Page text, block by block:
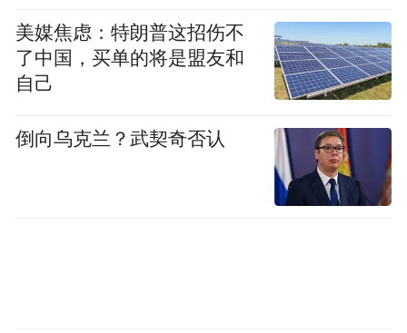
美媒焦虑：特朗普这招伤不
了中国，买单的将是盟友和
自己
倒向乌克兰？武契奇否认